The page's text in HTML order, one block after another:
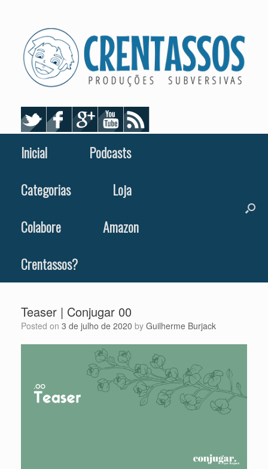
Inicial
Podcasts
Categorias
Loja
Colabore
Amazon
Crentassos?
Teaser | Conjugar 00
Posted on 3 de julho de 2020 by Guilherme Burjack